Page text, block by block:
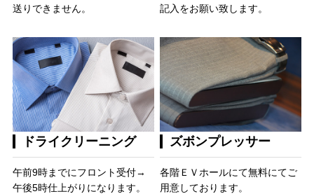
送りできません。
記入をお願い致します。
ドライクリーニング
午前9時までにフロント受付→
午後5時仕上がりになります。
ズボンプレッサー
各階ＥＶホールにて無料にてご
用意しております。